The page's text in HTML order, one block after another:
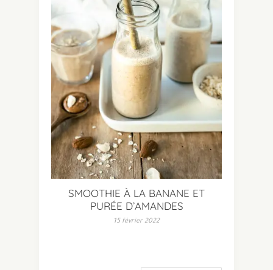
SMOOTHIE À LA BANANE ET
PURÉE D’AMANDES
15 février 2022